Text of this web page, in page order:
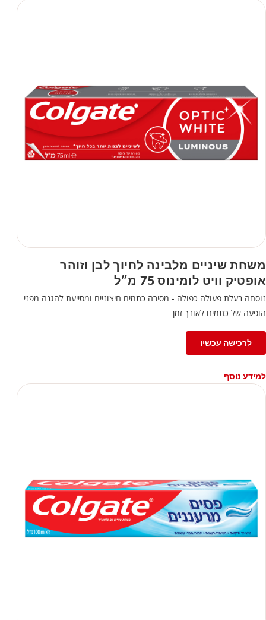
משחת שיניים מלבינה לחיוך לבן וזוהר
אופטיק וויט לומינוס 75 מ״ל
נוסחה בעלת פעולה כפולה - מסירה כתמים חיצוניים ומסייעת להגנה מפני
הופעה של כתמים לאורך זמן
לרכישה עכשיו
למידע נוסף